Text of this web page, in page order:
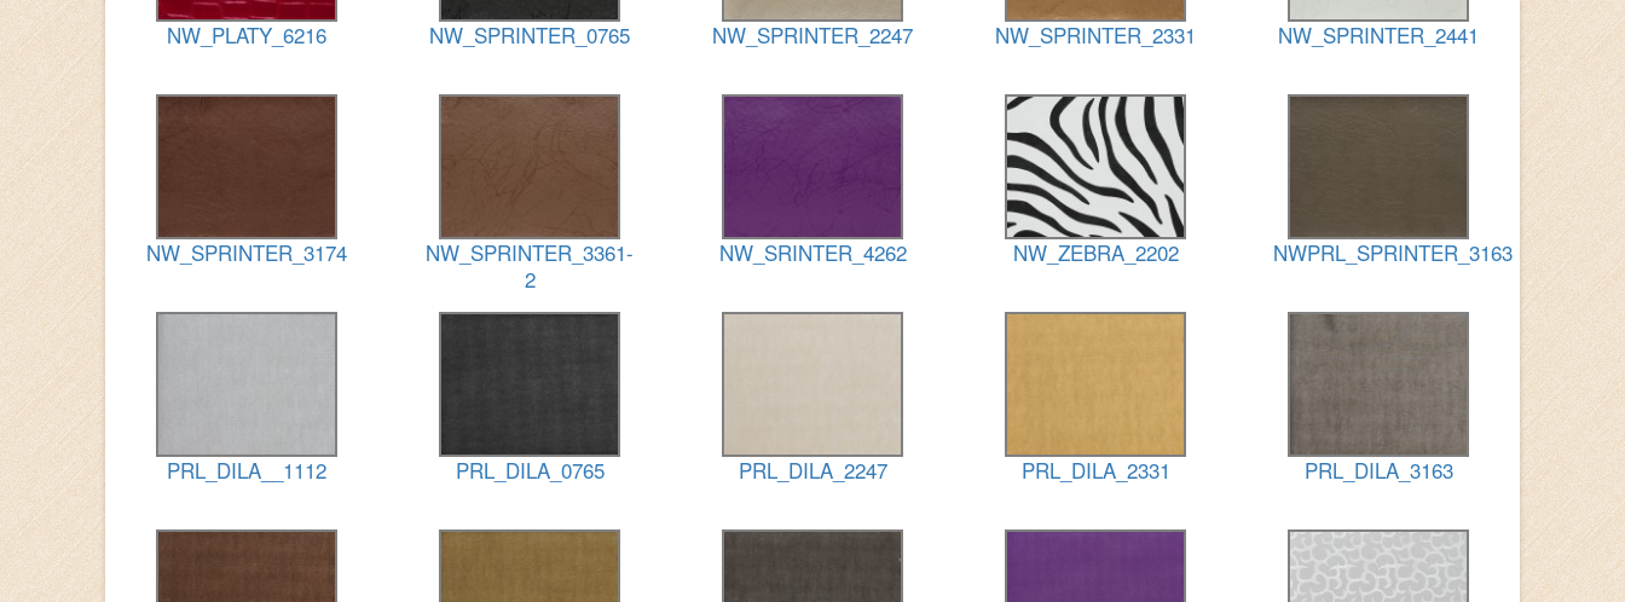
NW_PLATY_6216 NW_SPRINTER_0765 NW_SPRINTER_2247 NW_SPRINTER_2331 NW_SPRINTER_2441
NW_SPRINTER_3174
NW_SPRINTER_3361-
2
NW_SRINTER_4262 NW_ZEBRA_2202 NWPRL_SPRINTER_3163
PRL_DILA__1112 PRL_DILA_0765 PRL_DILA_2247 PRL_DILA_2331 PRL_DILA_3163